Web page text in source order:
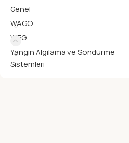
Genel
WAGO
WEG
Yangın Algılama ve Söndürme
Sistemleri